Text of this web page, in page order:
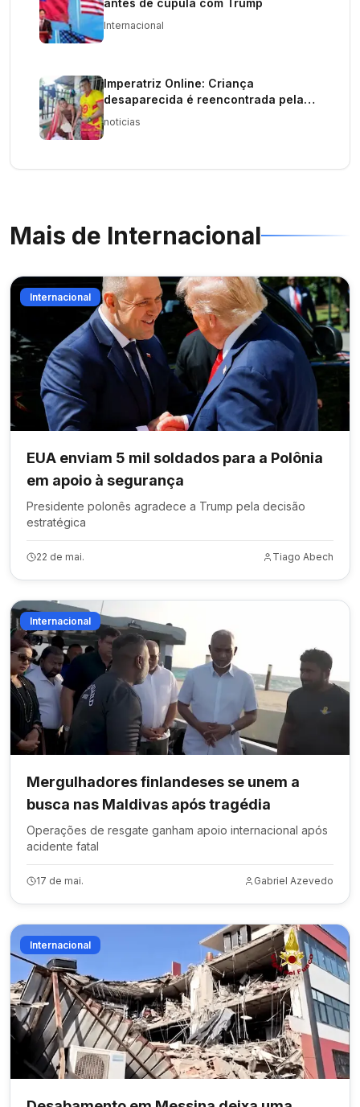
antes de cúpula com Trump
Internacional
Imperatriz Online: Criança
desaparecida é reencontrada pela
família após ação do Corpo de
noticias
Mais de Internacional
Internacional
EUA enviam 5 mil soldados para a Polônia
em apoio à segurança
Presidente polonês agradece a Trump pela decisão
estratégica
22 de mai. Tiago Abech
Internacional
Mergulhadores finlandeses se unem a
busca nas Maldivas após tragédia
Operações de resgate ganham apoio internacional após
acidente fatal
17 de mai. Gabriel Azevedo
Internacional